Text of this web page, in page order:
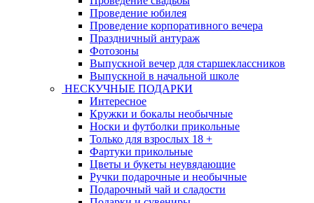
Проведение юбилея
Проведение корпоративного вечера
Праздничный антураж
Фотозоны
Выпускной вечер для старшеклассников
Выпускной в начальной школе
НЕСКУЧНЫЕ ПОДАРКИ
Интересное
Кружки и бокалы необычные
Носки и футболки прикольные
Только для взрослых 18 +
Фартуки прикольные
Цветы и букеты неувядающие
Ручки подарочные и необычные
Подарочный чай и сладости